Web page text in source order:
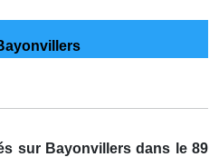
sur Bayonvillers dans le 89